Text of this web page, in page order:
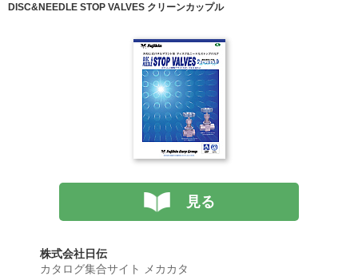
DISC&NEEDLE STOP VALVES クリーンカップル
見る
株式会社日伝
カタログ集合サイト メカカタ